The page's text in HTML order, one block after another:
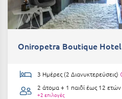
Oniropetra Boutique Hotel
3 Ημέρες (2 Διανυκτερεύσεις)
2 άτομα + 1 παιδί έως 12 ετών
+2 επιλογές